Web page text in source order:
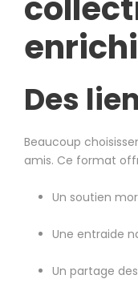
Des
Beaucoup
amis. Ce format
Un soutien
Une entraide
Un partage